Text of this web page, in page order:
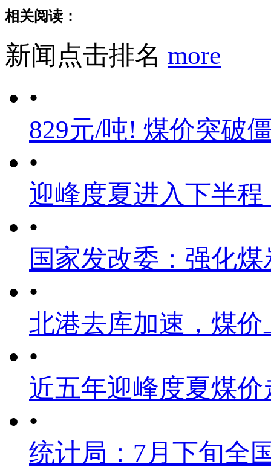
相关阅读：
新闻点击排名 more
•
829元/吨! 煤价突破
•
迎峰度夏进入下半
•
国家发改委：强化
•
北港去库加速，煤
•
近五年迎峰度夏煤价
•
统计局：7月下旬全